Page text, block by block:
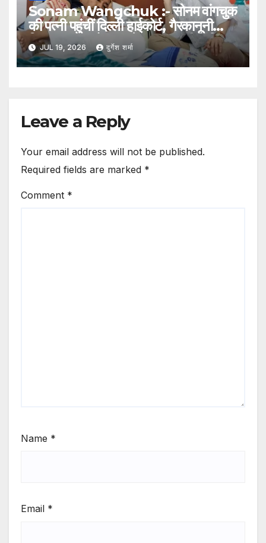
Sonam Wangchuk :- सोनम वांगचुक
की पत्नी पहुंचीं दिल्ली हाईकोर्ट, गैरकानूनी
हिरासत का आरोप लगाते हुए दायर की याचिका
JUL 19, 2026 दुर्गेश शर्मा
Leave a Reply
Your email address will not be published.
Required fields are marked *
Comment *
Name *
Email *